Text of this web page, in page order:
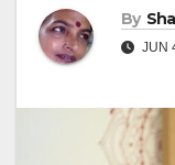
By
JUN